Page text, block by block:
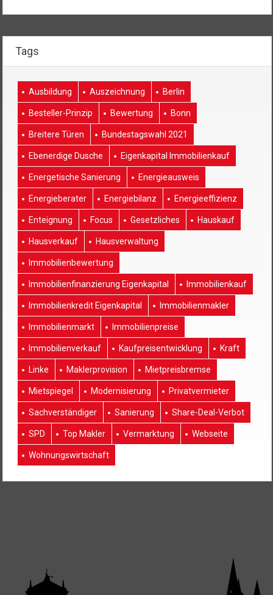
Tags
Ausbildung Auszeichnung Berlin
Besteller-Prinzip Bewertung Bonn
Breitere Türen Bundestagswahl 2021
Ebenerdige Dusche Eigenkapital Immobilienkauf
Energetische Sanierung Energieausweis
Energieberater Energiebilanz Energieeffizienz
Enteignung Focus Gesetzliches Hauskauf
Hausverkauf Hausverwaltung
Immobilienbewertung
Immobilienfinanzierung Eigenkapital Immobilienkauf
Immobilienkredit Eigenkapital Immobilienmakler
Immobilienmarkt Immobilienpreise
Immobilienverkauf Kaufpreisentwicklung Kraft
Linke Maklerprovision Mietpreisbremse
Mietspiegel Modernisierung Privatvermieter
Sachverständiger Sanierung Share-Deal-Verbot
SPD Top Makler Vermarktung Webseite
Wohnungswirtschaft